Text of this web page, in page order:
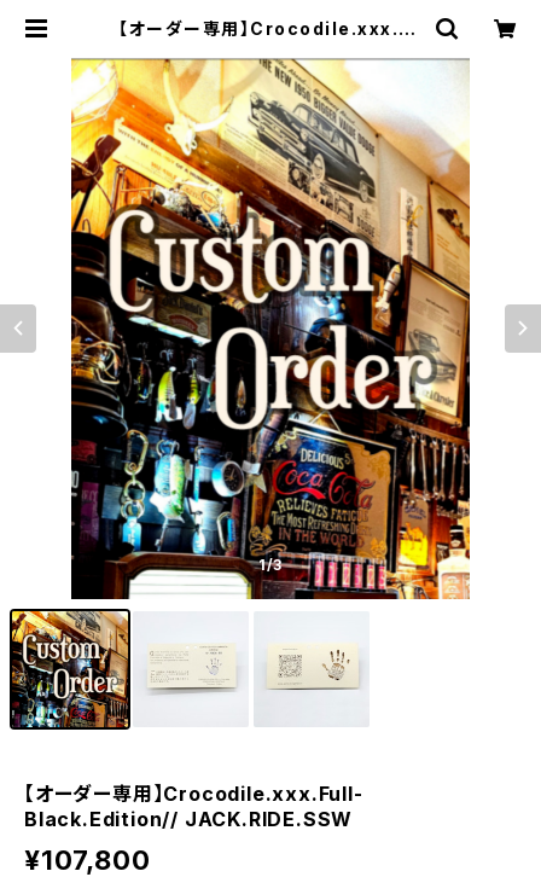
【オーダー専用】Crocodile.xxx.Fu
SSW | JACK RIDE LEATHER.C
O
1/3
【オーダー専用】Crocodile.xxx.Full-
Black.Edition// JACK.RIDE.SSW
¥107,800